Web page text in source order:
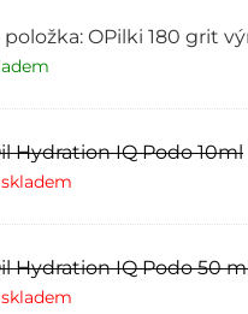
položka: OPilki 180 grit
Hydration IQ Podo 10ml
Hydration IQ Podo 50